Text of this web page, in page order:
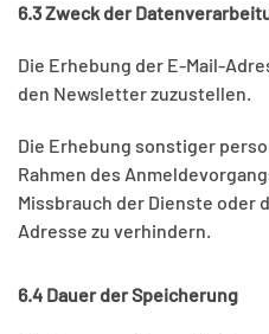
6.3 Zweck der
Die Erhebung der E-Mail-
den Newsletter zuzustellen.
Die Erhebung sonstiger
Rahmen des
Missbrauch der Dienste oder
Adresse zu verhindern.
6.4 Dauer der Speicherung